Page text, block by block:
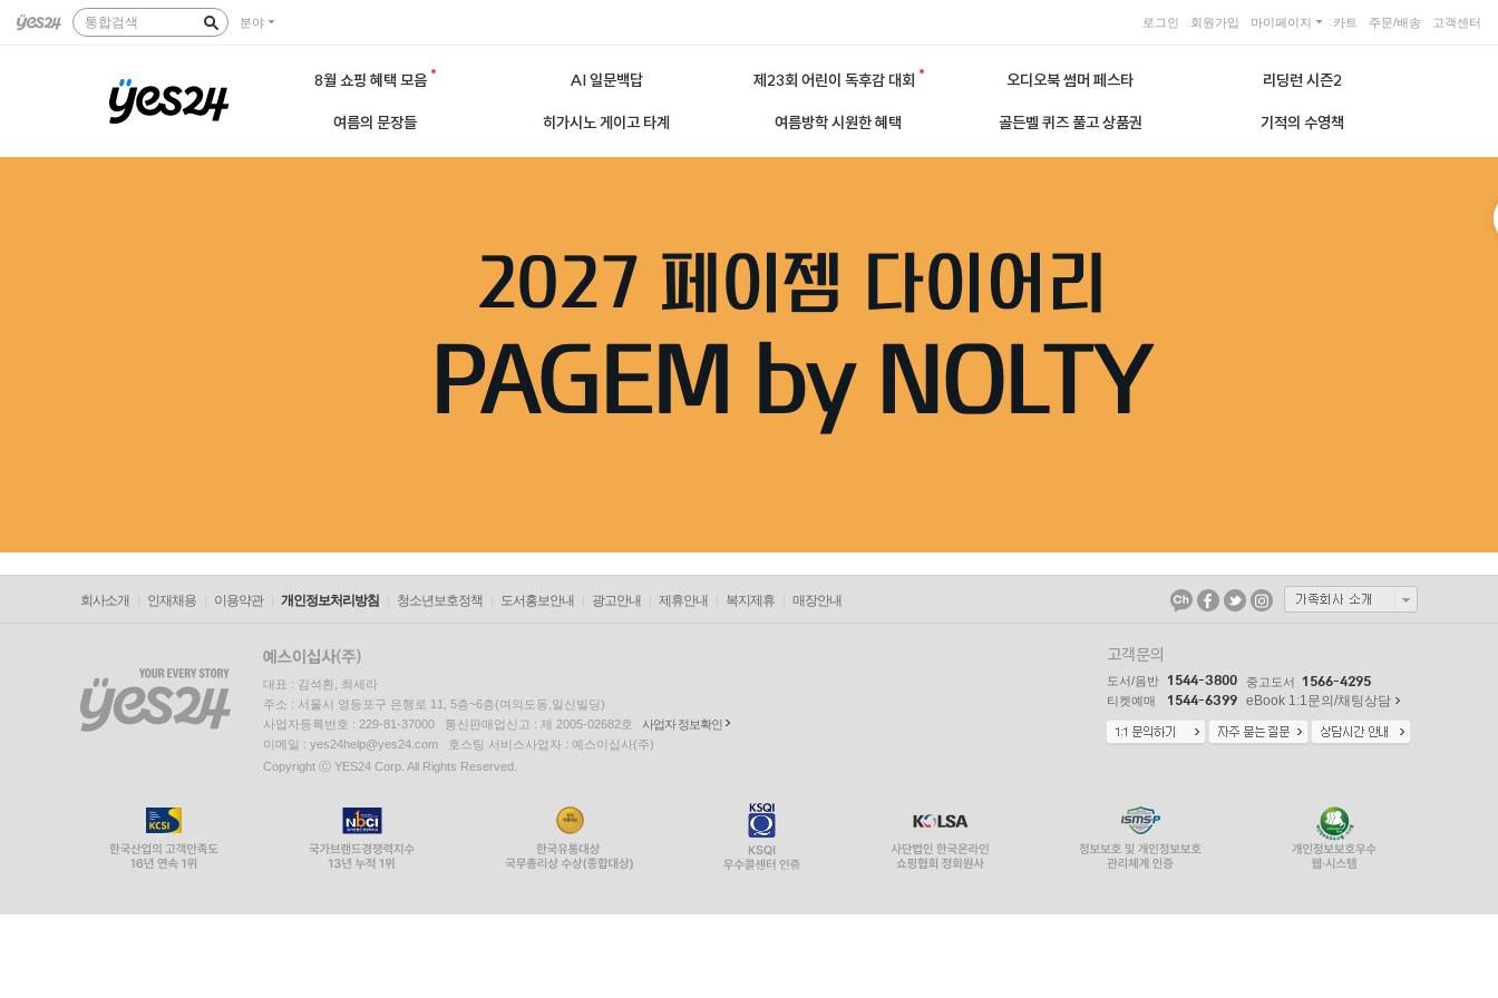
통합검색 분야 로그인 회원가입 마이페이지 카트 주문/배송 고객센터
8월 쇼핑 혜택 모음 AI 일문백답 제23회 어린이 독후감 대회 오디오북 썸머 페스타 리딩런 시즌2
여름의 문장들 히가시노 게이고 타계 여름방학 시원한 혜택 골든벨 퀴즈 풀고 상품권 기적의 수영책
2027 페이젬 다이어리
PAGEM by NOLTY
회사소개 인재채용 이용약관 개인정보처리방침 청소년보호정책 도서홍보안내 광고안내 제휴안내 복지제휴 매장안내
대표 : 김석환, 최세라
주소 : 서울시 영등포구 은행로 11, 5층~6층(여의도동,일신빌딩)
사업자등록번호 : 229-81-37000 통신판매업신고 : 제 2005-02682호
사업자 정보확인
이메일 : yes24help@yes24.com 호스팅 서비스사업자 : 예스이십사(주)
Copyright ⓒ YES24 Corp. All Rights Reserved.
고객문의
도서/음반 1544-3800 중고도서 1566-4295
티켓예매 1544-6399 eBook 1:1문의/채팅상담
PYEVENTWEB3